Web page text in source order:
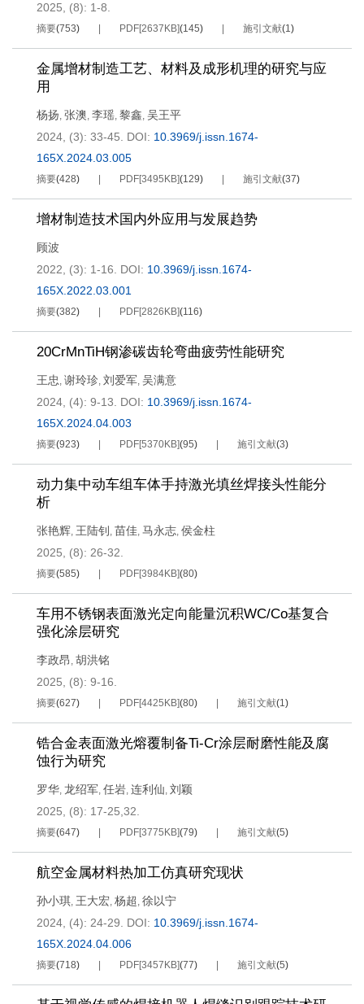
2025, (8): 1-8.
摘要(753) PDF[2637KB](145) 施引文献(1)
金属增材制造工艺、材料及成形机理的研究与应
用
杨扬, 张澳, 李瑶, 黎鑫, 吴王平
2024, (3): 33-45.
DOI: 10.3969/j.issn.1674-
165X.2024.03.005
摘要(428) PDF[3495KB](129) 施引文献(37)
增材制造技术国内外应用与发展趋势
顾波
2022, (3): 1-16.
DOI: 10.3969/j.issn.1674-
165X.2022.03.001
摘要(382) PDF[2826KB](116)
20CrMnTiH钢渗碳齿轮弯曲疲劳性能研究
王忠 , 谢玲珍, 刘爱军, 吴满意
2024, (4): 9-13.
DOI: 10.3969/j.issn.1674-
165X.2024.04.003
摘要(923) PDF[5370KB](95) 施引文献(3)
动力集中动车组车体手持激光填丝焊接头性能分
析
张艳辉, 王陆钊, 苗佳, 马永志, 侯金柱
2025, (8): 26-32.
摘要(585) PDF[3984KB](80)
车用不锈钢表面激光定向能量沉积WC/Co基复合
强化涂层研究
李政昂 , 胡洪铭
2025, (8): 9-16.
摘要(627) PDF[4425KB](80) 施引文献(1)
锆合金表面激光熔覆制备Ti-Cr涂层耐磨性能及腐
蚀行为研究
罗华, 龙绍军, 任岩, 连利仙, 刘颖
2025, (8): 17-25,32.
摘要(647) PDF[3775KB](79) 施引文献(5)
航空金属材料热加工仿真研究现状
孙小琪, 王大宏, 杨超 , 徐以宁
2024, (4): 24-29.
DOI: 10.3969/j.issn.1674-
165X.2024.04.006
摘要(718) PDF[3457KB](77) 施引文献(5)